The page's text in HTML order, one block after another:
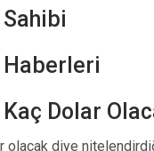
Haberleri
Dolar
olacak diye